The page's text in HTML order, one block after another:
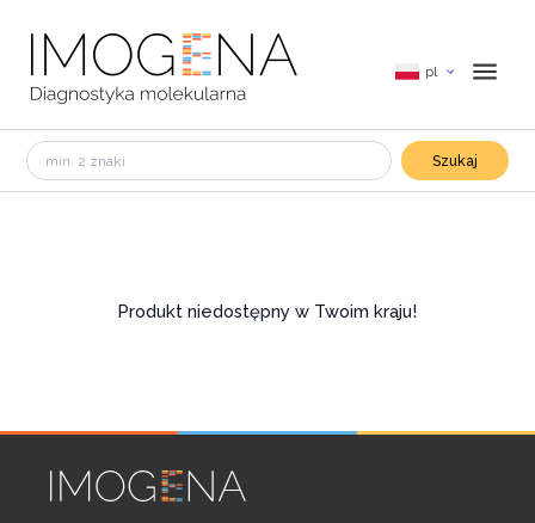
pl
Szukaj
Produkt niedostępny w Twoim kraju!